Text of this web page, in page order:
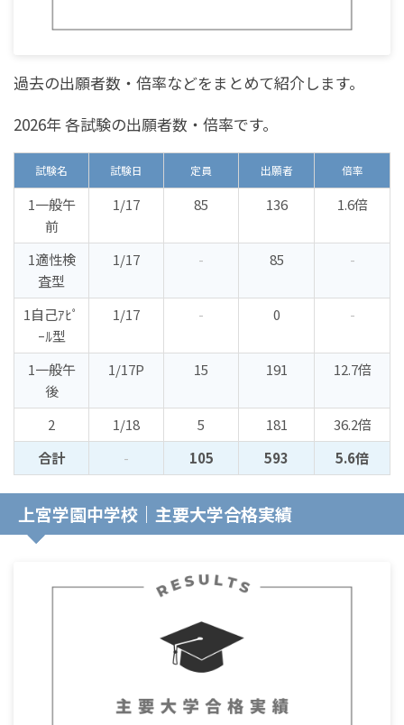
過去の出願者数・倍率などをまとめて紹介します。
2026年 各試験の出願者数・倍率です。
試験名 試験日 定員 出願者 倍率
1一般午
前
1/17 85 136 1.6倍
1適性検
査型
1/17 - 85 -
1自己ｱﾋﾟ
ｰﾙ型
1/17 - 0 -
1一般午
後
1/17P 15 191 12.7倍
2 1/18 5 181
36.2倍
合計
- 105 593 5.6倍
上宮学園中学校｜主要大学合格実績